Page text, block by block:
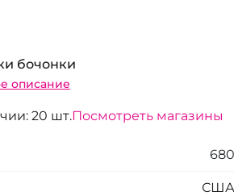
бочонки
описание
20 шт.Посмотреть магазины
680
США